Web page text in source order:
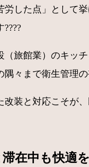
労した点」として
旅館業）のキッ
々まで衛生管理
装と対応こそが
在中も快適